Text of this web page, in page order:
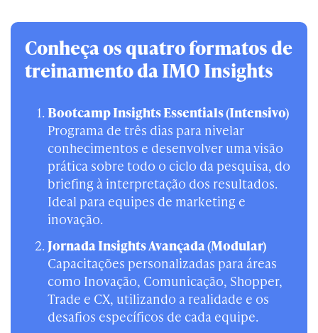
Conheça os quatro formatos de
treinamento da IMO Insights
Bootcamp Insights Essentials (Intensivo)
Programa de três dias para nivelar
conhecimentos e desenvolver uma visão
prática sobre todo o ciclo da pesquisa, do
briefing à interpretação dos resultados.
Ideal para equipes de marketing e
inovação.
Jornada Insights Avançada (Modular)
Capacitações personalizadas para áreas
como Inovação, Comunicação, Shopper,
Trade e CX, utilizando a realidade e os
desafios específicos de cada equipe.